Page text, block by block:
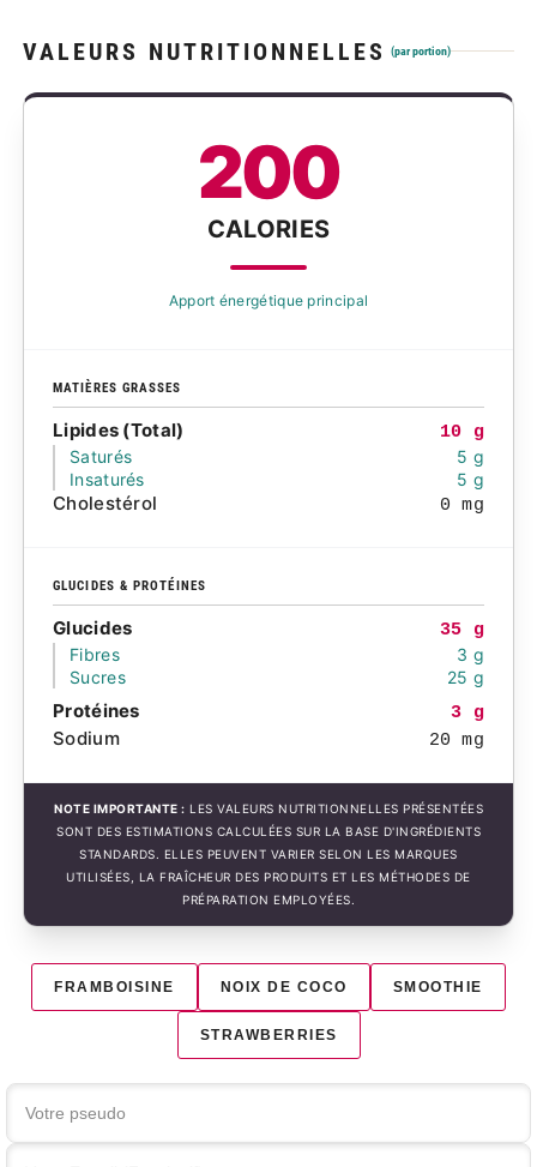
VALEURS NUTRITIONNELLES (par portion)
200
CALORIES
Apport énergétique principal
MATIÈRES GRASSES
Lipides (Total)
10 g
Saturés
5 g
Insaturés
5 g
Cholestérol 0 mg
GLUCIDES & PROTÉINES
Glucides
35 g
Fibres
3 g
Sucres
25 g
Protéines 3 g
Sodium 20 mg
NOTE IMPORTANTE : LES VALEURS NUTRITIONNELLES PRÉSENTÉES
SONT DES ESTIMATIONS CALCULÉES SUR LA BASE D'INGRÉDIENTS
STANDARDS. ELLES PEUVENT VARIER SELON LES MARQUES
UTILISÉES, LA FRAÎCHEUR DES PRODUITS ET LES MÉTHODES DE
PRÉPARATION EMPLOYÉES.
FRAMBOISINE NOIX DE COCO SMOOTHIE
STRAWBERRIES